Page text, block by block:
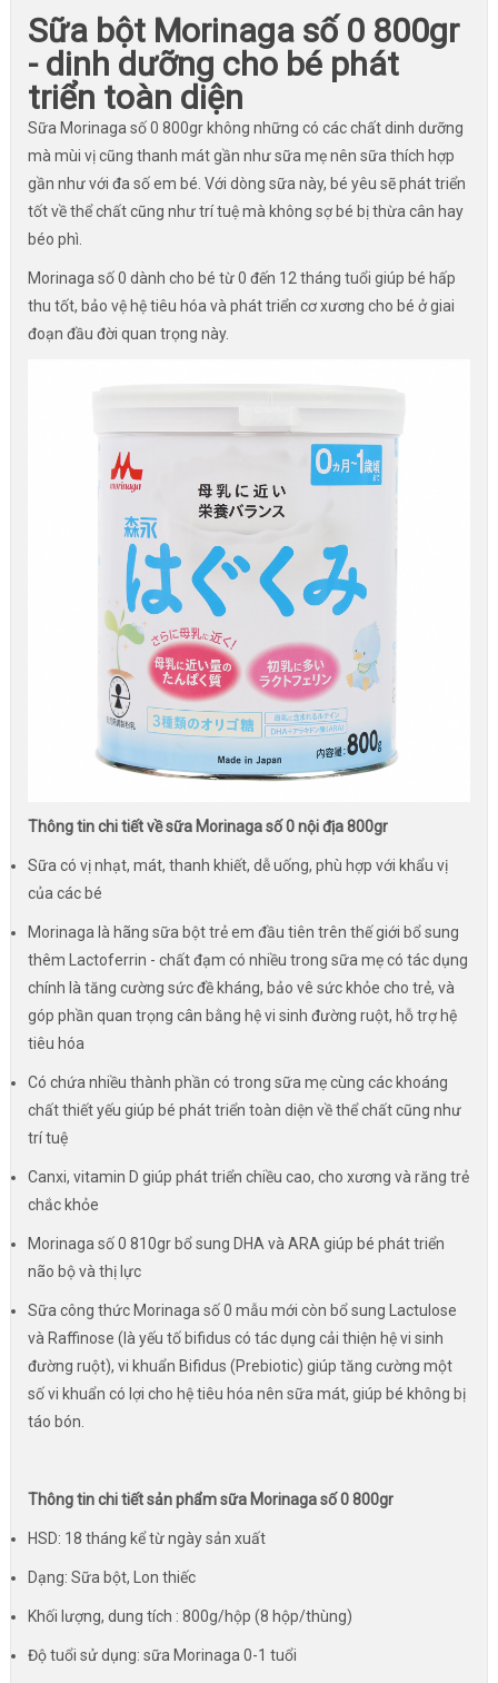
Sữa bột Morinaga số 0 800gr
- dinh dưỡng cho bé phát
triển toàn diện
Sữa Morinaga số 0 800gr không những có các chất dinh dưỡng
mà mùi vị cũng thanh mát gần như sữa mẹ nên sữa thích hợp
gần như với đa số em bé. Với dòng sữa này, bé yêu sẽ phát triển
tốt về thể chất cũng như trí tuệ mà không sợ bé bị thừa cân hay
béo phì.
Morinaga số 0 dành cho bé từ 0 đến 12 tháng tuổi giúp bé hấp
thu tốt, bảo vệ hệ tiêu hóa và phát triển cơ xương cho bé ở giai
đoạn đầu đời quan trọng này.
Thông tin chi tiết về sữa Morinaga số 0 nội địa 800gr
Sữa có vị nhạt, mát, thanh khiết, dễ uống, phù hợp với khẩu vị
của các bé
Morinaga là hãng sữa bột trẻ em đầu tiên trên thế giới bổ sung
thêm Lactoferrin - chất đạm có nhiều trong sữa mẹ có tác dụng
chính là tăng cường sức đề kháng, bảo vê sức khỏe cho trẻ, và
góp phần quan trọng cân bằng hệ vi sinh đường ruột, hỗ trợ hệ
tiêu hóa
Có chứa nhiều thành phần có trong sữa mẹ cùng các khoáng
chất thiết yếu giúp bé phát triển toàn diện về thể chất cũng như
trí tuệ
Canxi, vitamin D giúp phát triển chiều cao, cho xương và răng trẻ
chắc khỏe
Morinaga số 0 810gr bổ sung DHA và ARA giúp bé phát triển
não bộ và thị lực
Sữa công thức Morinaga số 0 mẫu mới còn bổ sung Lactulose
và Raffinose (là yếu tố bifidus có tác dụng cải thiện hệ vi sinh
đường ruột), vi khuẩn Bifidus (Prebiotic) giúp tăng cường một
số vi khuẩn có lợi cho hệ tiêu hóa nên sữa mát, giúp bé không bị
táo bón.
Thông tin chi tiết sản phẩm sữa Morinaga số 0 800gr
HSD: 18 tháng kể từ ngày sản xuất
Dạng: Sữa bột, Lon thiếc
Khối lượng, dung tích : 800g/hộp (8 hộp/thùng)
Độ tuổi sử dụng: sữa Morinaga 0-1 tuổi